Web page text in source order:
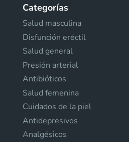
Categorías
Salud masculina
Disfunción eréctil
Salud general
Presión arterial
Antibióticos
Salud femenina
Cuidados de la piel
Antidepresivos
Analgésicos